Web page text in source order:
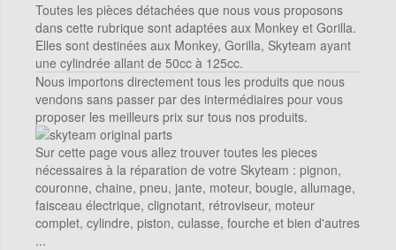
Toutes les pièces détachées que nous vous proposons
dans cette rubrique sont adaptées aux Monkey et Gorilla.
Elles sont destinées aux Monkey, Gorilla, Skyteam ayant
une cylindrée allant de 50cc à 125cc.
Nous importons directement tous les produits que nous
vendons sans passer par des intermédiaires pour vous
proposer les meilleurs prix sur tous nos produits.
Sur cette page vous allez trouver toutes les pieces
nécessaires à la réparation de votre Skyteam : pignon,
couronne, chaine, pneu, jante, moteur, bougie, allumage,
faisceau électrique, clignotant, rétroviseur, moteur
complet, cylindre, piston, culasse, fourche et bien d'autres
...